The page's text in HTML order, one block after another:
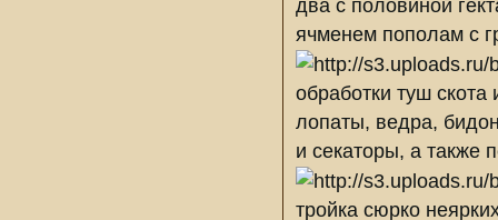
два с половиной
ячменем пополам с
обработки туш
лопаты, ведра,
и секаторы, а также
тройка сюрко